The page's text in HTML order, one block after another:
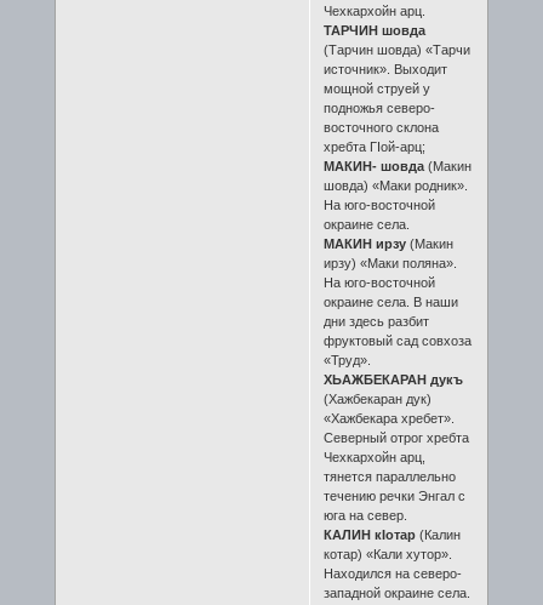
Чехкархойн арц.
ТАРЧИН шовда
(Тарчин шовда) «Тарчи
источник». Выходит
мощной струей у
подножья северо-
восточного склона
хребта ГӀой-арц;
МАКИН- шовда(Макин
шовда) «Маки родник».
На юго-восточной
окраине села.
МАКИН ирзу(Макин
ирзу) «Маки поляна».
На юго-восточной
окраине села. В наши
дни здесь разбит
фруктовый сад совхоза
«Труд».
ХЬАЖБЕКАРАН дукъ
(Хажбекаран дук)
«Хажбекара хребет».
Северный отрог хребта
Чехкархойн арц,
тянется параллельно
течению речки Энгал с
юга на север.
КАЛИН кӀотар(Калин
котар) «Кали хутор».
Находился на северо-
западной окраине села.